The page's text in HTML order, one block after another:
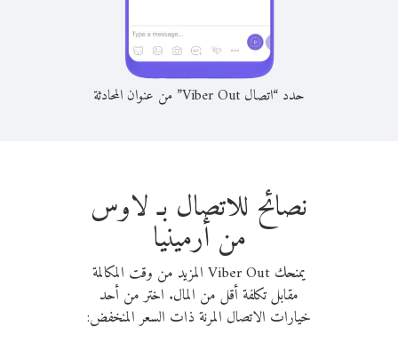
حدد “اتصال Viber Out” من عنوان المحادثة
نصائح للاتصال بـ لاوس
من أرمينيا
يمنحك Viber Out المزيد من وقت المكالمة
مقابل تكلفة أقل من المال. اختر من أحد
خيارات الاتصال المرنة ذات السعر المنخفض: